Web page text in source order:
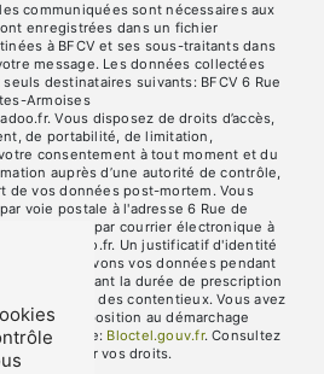
communiquées sont nécessaires aux
enregistrées dans un fichier
à BFCV et ses sous-traitants dans
message. Les données collectées
destinataires suivants: BFCV 6 Rue
Armoises
Vous disposez de droits d’accès,
de portabilité, de limitation,
consentement à tout moment et du
auprès d’une autorité de contrôle,
de vos données post-mortem. Vous
voie postale à l'adresse 6 Rue de
Armoises ou par courrier électronique à
Un justificatif d'identité
Nous conservons vos données pendant
puis pendant la durée de prescription
et de gestion des contentieux. Vous avez
la liste d'opposition au démarchage
cette adresse: Bloctel.gouv.fr. Consultez
sur vos droits.